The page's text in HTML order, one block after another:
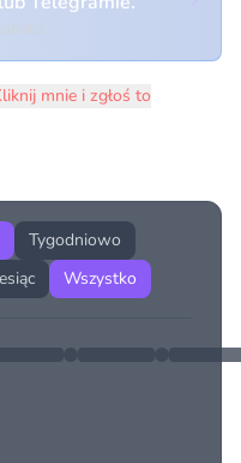
mnie i zgłoś to
Tygodniowo
Wszystko